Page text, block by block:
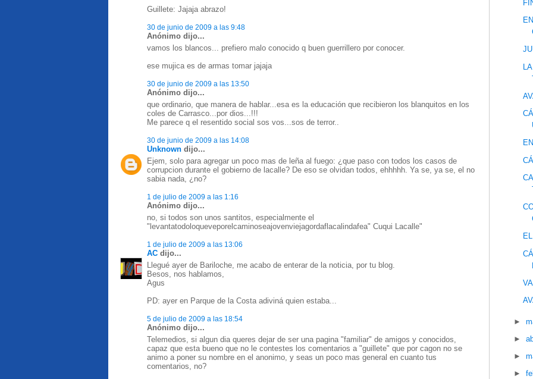
Guillete: Jajaja abrazo!
30 de junio de 2009 a las 9:48
Anónimo dijo...
vamos los blancos... prefiero malo conocido q buen guerrillero por conocer.
ese mujica es de armas tomar jajaja
30 de junio de 2009 a las 13:50
Anónimo dijo...
que ordinario, que manera de hablar...esa es la educación que recibieron los blanquitos en los
coles de Carrasco...por dios...!!!
Me parece q el resentido social sos vos...sos de terror..
30 de junio de 2009 a las 14:08
Unknown dijo...
Ejem, solo para agregar un poco mas de leña al fuego: ¿que paso con todos los casos de
corrupcion durante el gobierno de lacalle? De eso se olvidan todos, ehhhhh. Ya se, ya se, el no
sabia nada, ¿no?
1 de julio de 2009 a las 1:16
Anónimo dijo...
no, si todos son unos santitos, especialmente el
"levantatodoloqueveporelcaminoseajovenviejagordaflacalindafea" Cuqui Lacalle"
1 de julio de 2009 a las 13:06
AC dijo...
Llegué ayer de Bariloche, me acabo de enterar de la noticia, por tu blog.
Besos, nos hablamos,
Agus
PD: ayer en Parque de la Costa adiviná quien estaba...
5 de julio de 2009 a las 18:54
Anónimo dijo...
Telemedios, si algun dia queres dejar de ser una pagina "familiar" de amigos y conocidos,
capaz que esta bueno que no le contestes los comentarios a "guillete" que por cagon no se
animo a poner su nombre en el anonimo, y seas un poco mas general en cuanto tus
comentarios, no?
►
►
►
►